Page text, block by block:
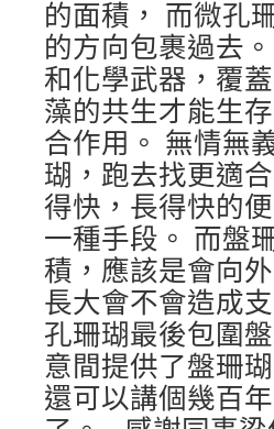
的面積， 而微孔
的方向包裹過去
和化學武器，覆
藻的共生才能生
合作用。 無情無
瑚，跑去找更適
得快，長得快的
一種手段。 而盤
積，應該是會向
長大會不會造成
孔珊瑚最後包圍
意間提供了盤珊
還可以講個幾百